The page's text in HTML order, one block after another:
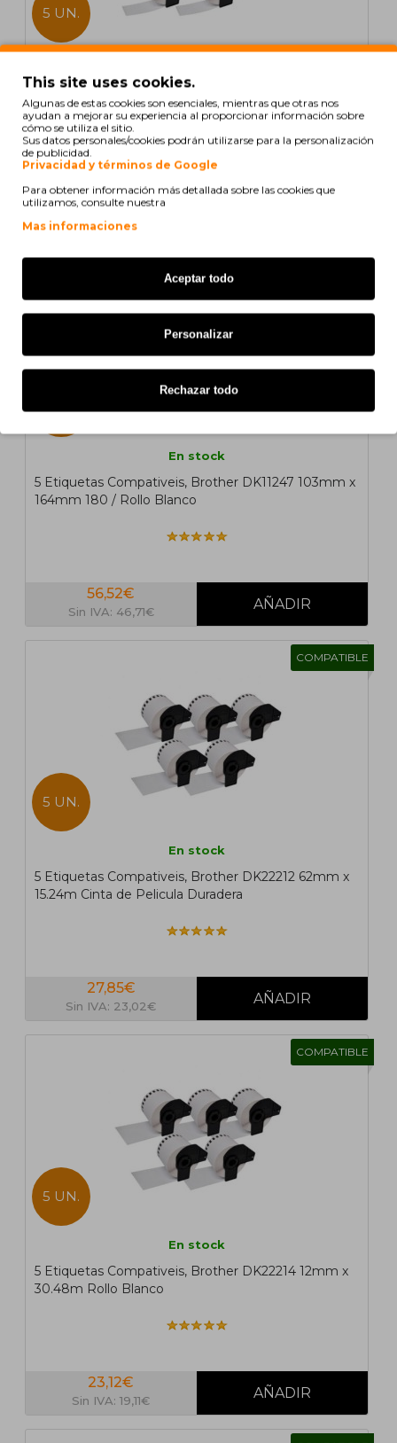
5 UN.
5 Etiquetas Compativeis, Brother DK11219 12mm
Ronda 1.200 / Rollo Blanco
23,06€
Sin IVA: 19,06€
5 UN.
En stock
5 Etiquetas Compativeis, Brother DK11247 103mm x
164mm 180 / Rollo Blanco
56,52€
Sin IVA: 46,71€
COMPATIBLE
5 UN.
En stock
5 Etiquetas Compativeis, Brother DK22212 62mm x
15.24m Cinta de Pelicula Duradera
27,85€
Sin IVA: 23,02€
COMPATIBLE
5 UN.
En stock
5 Etiquetas Compativeis, Brother DK22214 12mm x
30.48m Rollo Blanco
23,12€
Sin IVA: 19,11€
This site uses cookies.
Algunas de estas cookies son esenciales, mientras que otras nos
ayudan a mejorar su experiencia al proporcionar información sobre
cómo se utiliza el sitio.
Sus datos personales/cookies podrán utilizarse para la personalización
de publicidad.
Privacidad y términos de Google
Para obtener información más detallada sobre las cookies que
utilizamos, consulte nuestra
Mas informaciones
Aceptar todo
Personalizar
Rechazar todo